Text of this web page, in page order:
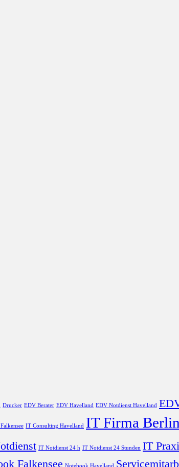
Drucker EDV Berater EDV Havelland EDV Notdienst Havelland
IT Consulting Havelland IT Firma Berlin
IT Notdienst 24 h IT Notdienst 24 Stunden IT
Falkensee Notebook Havelland